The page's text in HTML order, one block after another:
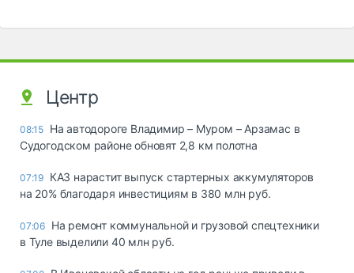
Центр
08:15 На автодороге Владимир – Муром – Арзамас в
Судогодском районе обновят 2,8 км полотна
07:19 КАЗ нарастит выпуск стартерных аккумуляторов
на 20% благодаря инвестициям в 380 млн руб.
07:06 На ремонт коммунальной и грузовой спецтехники
в Туле выделили 40 млн руб.